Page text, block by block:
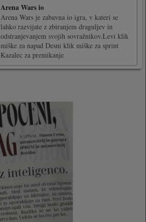
Arena Wars io
Arena Wars je zabavna io igra, v kateri se
lahko razvijate z zbiranjem draguljev in
odstranjevanjem svojih sovražnikov.Levi klik
miške za napad Desni klik miške za sprint
Kazalec za premikanje